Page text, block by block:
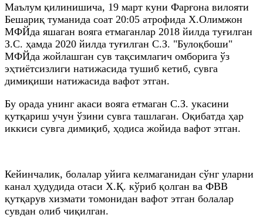
Маълум қилинишича, 19 март куни Фарғона вилояти
Бешариқ туманида соат 20:05 атрофида Х.Олимжон
МФЙда яшаган вояга етмаганлар 2018 йилда туғилган
З.С. ҳамда 2020 йилда туғилган С.З. "Булоқбоши"
МФЙда жойлашган сув тақсимлагич омборига ўз
эҳтиётсизлиги натижасида тушиб кетиб, сувга
димиқиши натижасида вафот этган.
Бу орада унинг акаси вояга етмаган С.З. укасини
қутқариш учун ўзини сувга ташлаган. Оқибатда ҳар
иккиси сувга димиқиб, ҳодиса жойида вафот этган.
Кейинчалик, болалар уйига келмаганидан сўнг уларни
канал ҳудудида отаси Х.Қ. кўриб қолган ва ФВВ
қутқарув хизмати томонидан вафот этган болалар
сувдан олиб чиқилган.